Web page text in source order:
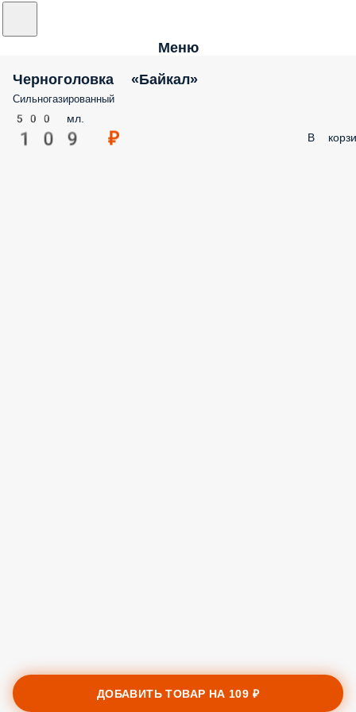
Меню
Черноголовка «Байкал»
Сильногазированный
500 мл.
109 ₽ В
ДОБАВИТЬ ТОВАР НА 109 ₽